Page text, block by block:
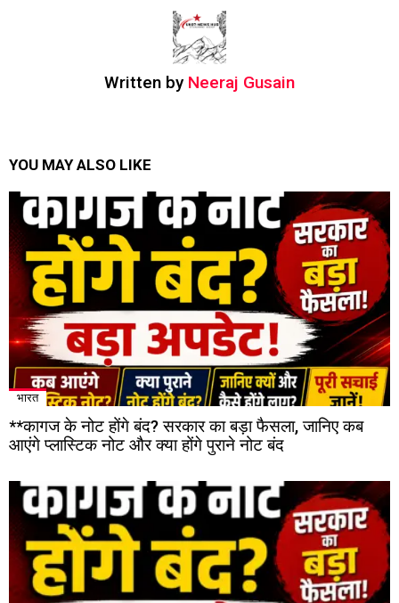
Written by Neeraj Gusain
YOU MAY ALSO LIKE
भारत
**कागज के नोट होंगे बंद? सरकार का बड़ा फैसला, जानिए कब
आएंगे प्लास्टिक नोट और क्या होंगे पुराने नोट बंद